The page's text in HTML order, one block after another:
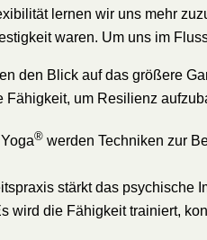
lernen wir uns mehr
waren. Um uns im
den Blick auf das größere
Fähigkeit, um Resilienz
® werden Techniken zur
stärkt das psychische
wird die Fähigkeit trainiert,